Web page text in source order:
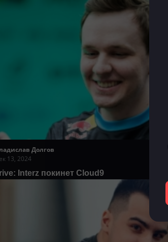
Долгов
13, 2024
Interz покинет Cloud9